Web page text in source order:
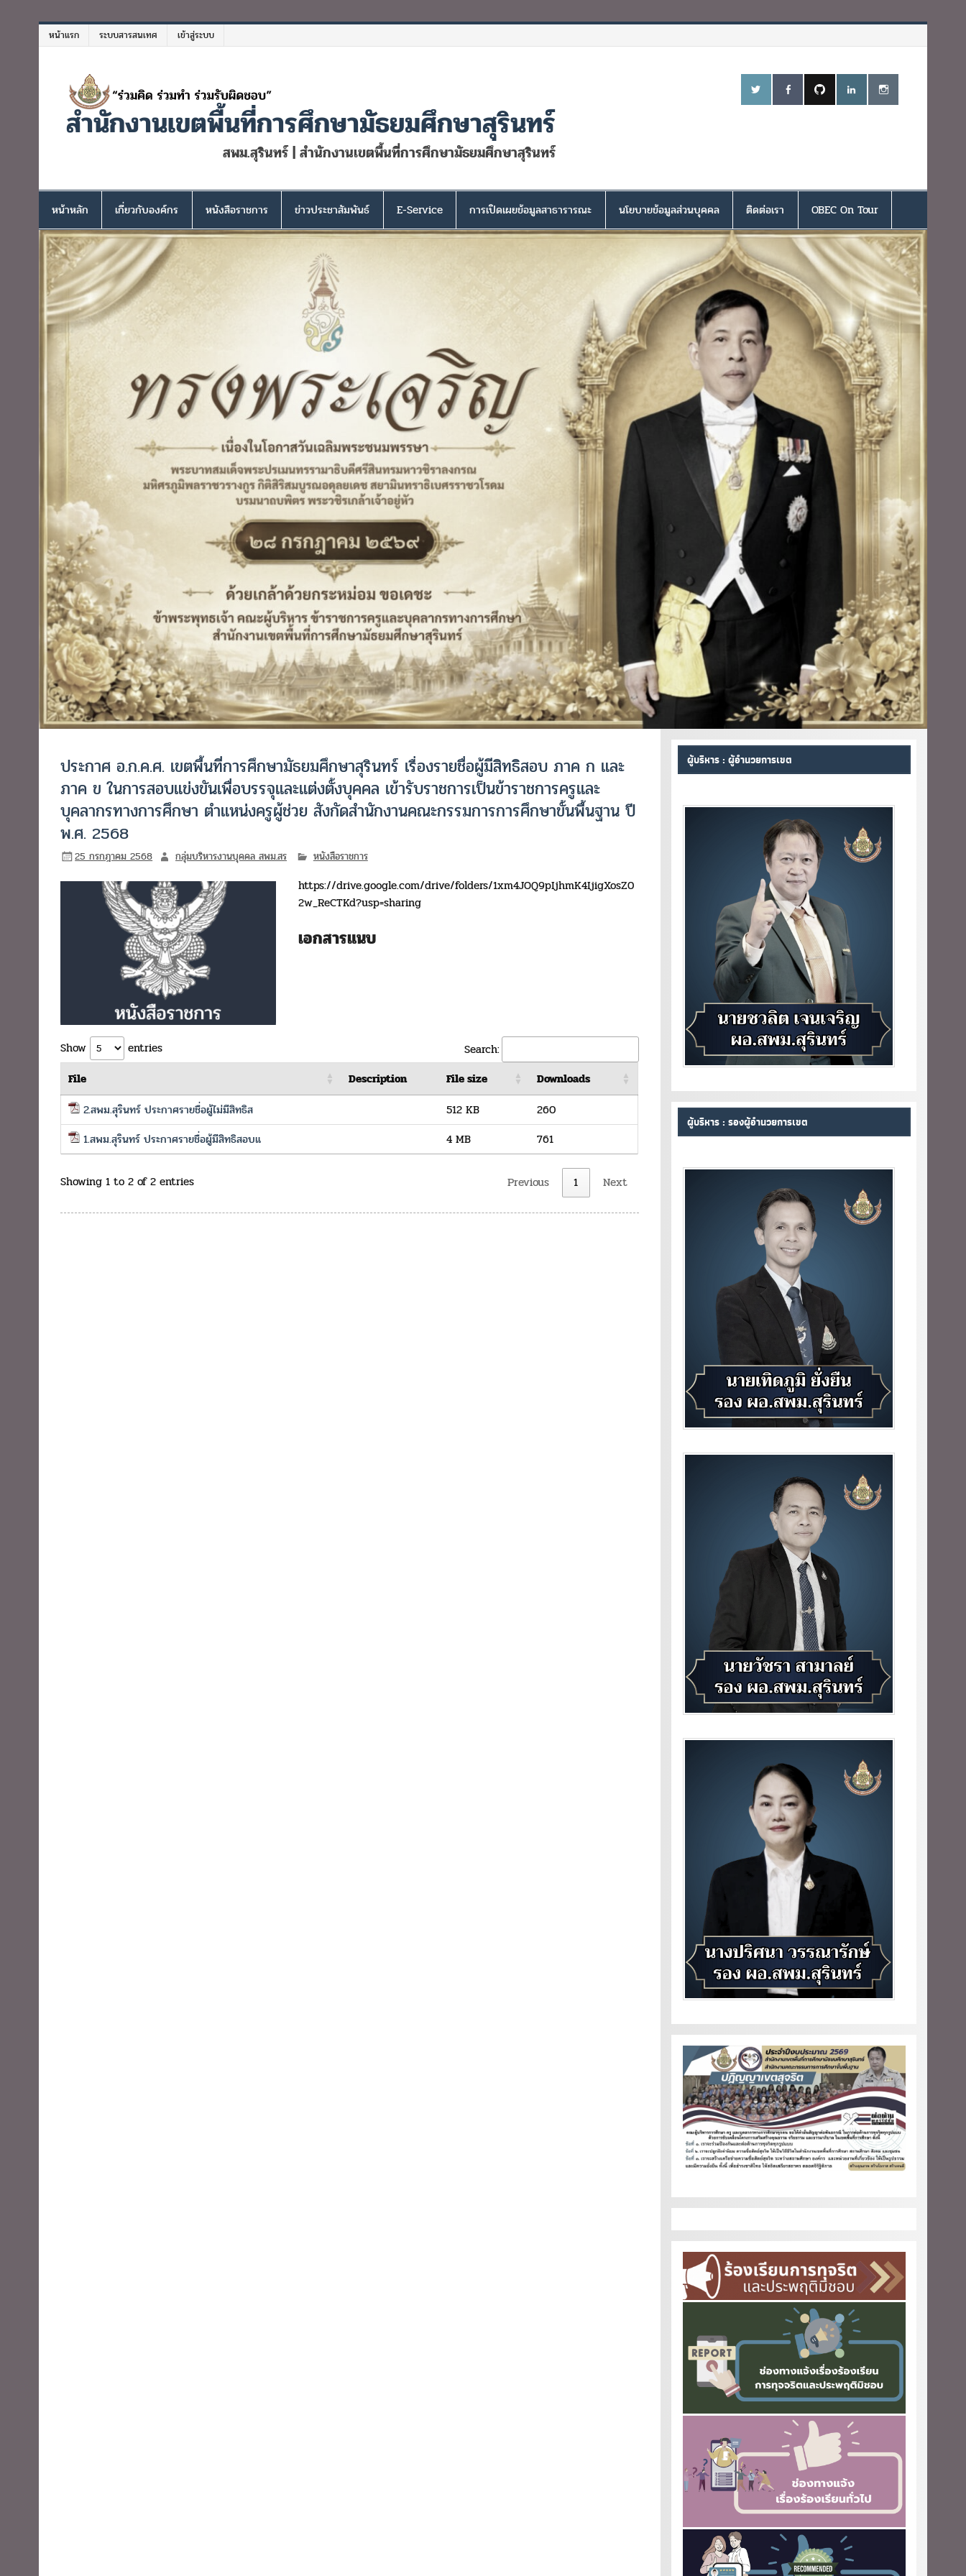
หน้าแรก ระบบสารสนเทศ เข้าสู่ระบบ
สำนักงานเขตพื้นที่การศึกษามัธยมศึกษาสุรินทร์
สพม.สุรินทร์ | สำนักงานเขตพื้นที่การศึกษามัธยมศึกษาสุรินทร์
หน้าหลัก เกี่ยวกับองค์กร หนังสือราชการ ข่าวประชาสัมพันธ์ E-Service การเปิดเผยข้อมูลสาธารารณะ นโยบายข้อมูลส่วนบุคคล ติดต่อเรา OBEC On Tour
ประกาศ อ.ก.ค.ศ. เขตพื้นที่การศึกษามัธยมศึกษาสุรินทร์ เรื่องรายชื่อผู้มีสิทธิสอบ ภาค ก และ
ภาค ข ในการสอบแข่งขันเพื่อบรรจุและแต่งตั้งบุคคล เข้ารับราชการเป็นข้าราชการครูและ
บุคลากรทางการศึกษา ตำแหน่งครูผู้ช่วย สังกัดสำนักงานคณะกรรมการการศึกษาขั้นพื้นฐาน ปี
พ.ศ. 2568
25 กรกฎาคม 2568 กลุ่มบริหารงานบุคคล สพม.สร หนังสือราชการ
https://drive.google.com/drive/folders/1xm4JOQ9pIjhmK4IjigXosZ0
2w_ReCTKd?usp=sharing
เอกสารแนบ
Show entries
Search:
File
Description File size
Downloads
2.สพม.สุรินทร์ ประกาศรายชื่อผู้ไม่มีสิทธิส
512 KB
260
1.สพม.สุรินทร์ ประกาศรายชื่อผู้มีสิทธิสอบแ
4 MB 761
Showing 1 to 2 of 2 entries Previous 1 Next
ผู้บริหาร : ผู้อำนวยการเขต
ผู้บริหาร : รองผู้อำนวยการเขต